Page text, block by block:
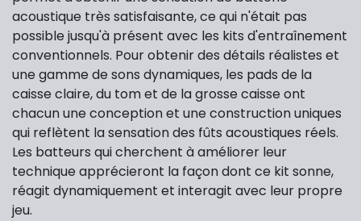
acoustique très satisfaisante, ce qui n'était pas
possible jusqu'à présent avec les kits d'entraînement
conventionnels. Pour obtenir des détails réalistes et
une gamme de sons dynamiques, les pads de la
caisse claire, du tom et de la grosse caisse ont
chacun une conception et une construction uniques
qui reflètent la sensation des fûts acoustiques réels.
Les batteurs qui cherchent à améliorer leur
technique apprécieront la façon dont ce kit sonne,
réagit dynamiquement et interagit avec leur propre
jeu.